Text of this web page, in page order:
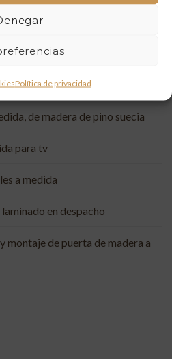
Política de privacidad
de Visita Domiciliaria: Un
de madera de pino suecia
para tv
a medida
en despacho
montaje de puerta de madera a